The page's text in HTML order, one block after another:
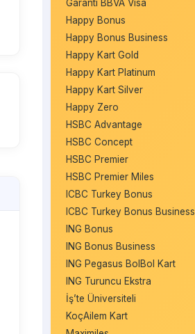
Garanti BBVA Visa
Happy Bonus
Happy Bonus Business
Happy Kart Gold
Happy Kart Platinum
Happy Kart Silver
Happy Zero
HSBC Advantage
HSBC Concept
HSBC Premier
HSBC Premier Miles
ICBC Turkey Bonus
ICBC Turkey Bonus Business
ING Bonus
ING Bonus Business
ING Pegasus BolBol Kart
ING Turuncu Ekstra
İş’te Üniversiteli
KoçAilem Kart